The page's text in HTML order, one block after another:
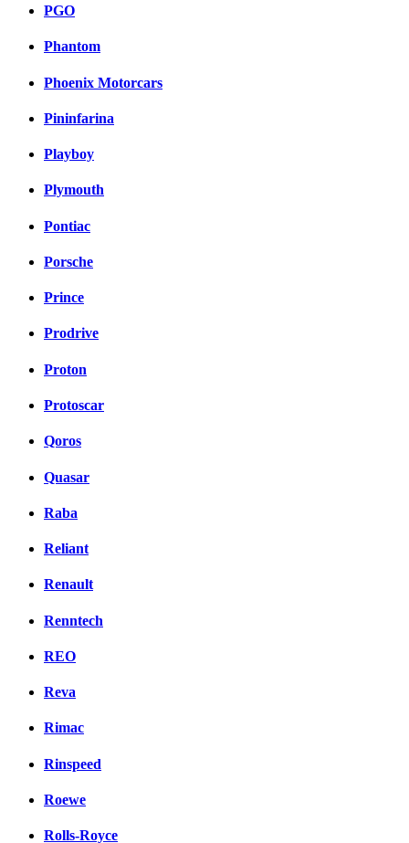
PGO
Phantom
Phoenix Motorcars
Pininfarina
Playboy
Plymouth
Pontiac
Porsche
Prince
Prodrive
Proton
Protoscar
Qoros
Quasar
Raba
Reliant
Renault
Renntech
REO
Reva
Rimac
Rinspeed
Roewe
Rolls-Royce